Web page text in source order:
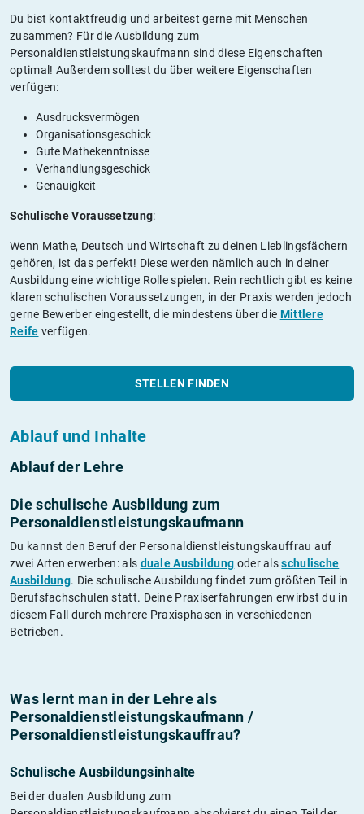
Du bist kontaktfreudig und arbeitest gerne mit Menschen
zusammen? Für die Ausbildung zum
Personaldienstleistungskaufmann sind diese Eigenschaften
optimal! Außerdem solltest du über weitere Eigenschaften
verfügen:
Ausdrucksvermögen
Organisationsgeschick
Gute Mathekenntnisse
Verhandlungsgeschick
Genauigkeit
Schulische Voraussetzung:
Wenn Mathe, Deutsch und Wirtschaft zu deinen Lieblingsfächern
gehören, ist das perfekt! Diese werden nämlich auch in deiner
Ausbildung eine wichtige Rolle spielen. Rein rechtlich gibt es keine
klaren schulischen Voraussetzungen, in der Praxis werden jedoch
gerne Bewerber eingestellt, die mindestens über die Mittlere
Reife verfügen.
STELLEN FINDEN
Ablauf und Inhalte
Ablauf der Lehre
Die schulische Ausbildung zum
Personaldienstleistungskaufmann
Du kannst den Beruf der Personaldienstleistungskauffrau auf
zwei Arten erwerben: als duale Ausbildung oder alsschulische
Ausbildung. Die schulische Ausbildung findet zum größten Teil in
Berufsfachschulen statt. Deine Praxiserfahrungen erwirbst du in
diesem Fall durch mehrere Praxisphasen in verschiedenen
Betrieben.
Was lernt man in der Lehre als
Personaldienstleistungskaufmann /
Personaldienstleistungskauffrau?
Schulische Ausbildungsinhalte
Bei der dualen Ausbildung zum